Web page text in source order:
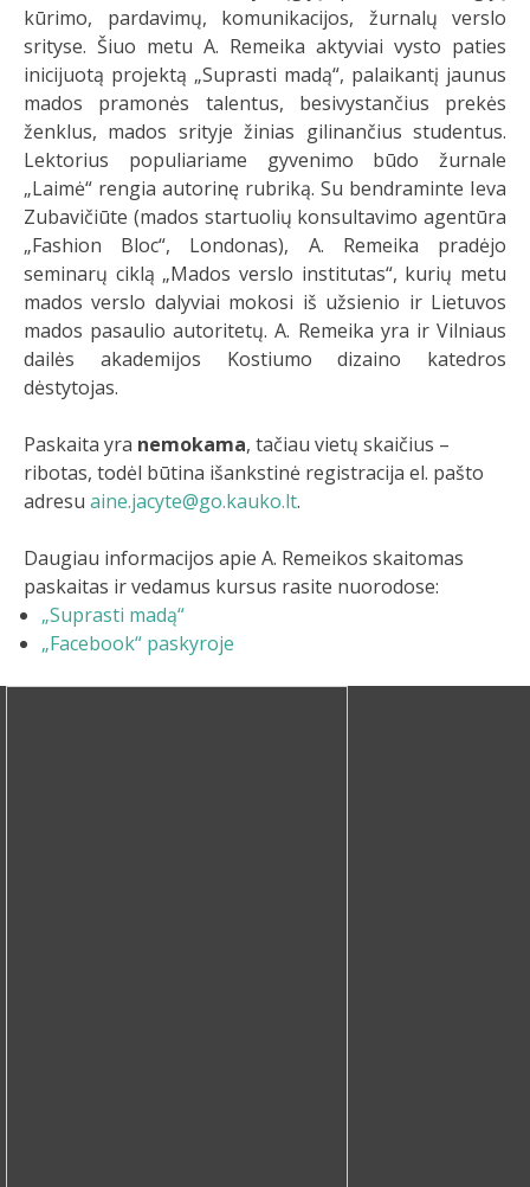
kūrimo, pardavimų, komunikacijos, žurnalų verslo
srityse. Šiuo metu A. Remeika aktyviai vysto paties
inicijuotą projektą „Suprasti madą“, palaikantį jaunus
mados pramonės talentus, besivystančius prekės
ženklus, mados srityje žinias gilinančius studentus.
Lektorius populiariame gyvenimo būdo žurnale
„Laimė“ rengia autorinę rubriką. Su bendraminte Ieva
Zubavičiūte (mados startuolių konsultavimo agentūra
„Fashion Bloc“, Londonas), A. Remeika pradėjo
seminarų ciklą „Mados verslo institutas“, kurių metu
mados verslo dalyviai mokosi iš užsienio ir Lietuvos
mados pasaulio autoritetų. A. Remeika yra ir Vilniaus
dailės akademijos Kostiumo dizaino katedros
dėstytojas.
Paskaita yra nemokama, tačiau vietų skaičius –
ribotas, todėl būtina išankstinė registracija el. pašto
adresu aine.jacyte@go.kauko.lt.
Daugiau informacijos apie A. Remeikos skaitomas
paskaitas ir vedamus kursus rasite nuorodose:
„Suprasti madą“
„Facebook“ paskyroje